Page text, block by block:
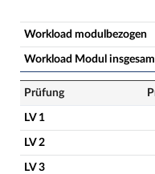
Workload modulbezogen
Workload Modul
Prüfung
LV 1
LV 2
LV 3